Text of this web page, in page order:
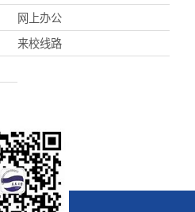
网上办公
来校线路